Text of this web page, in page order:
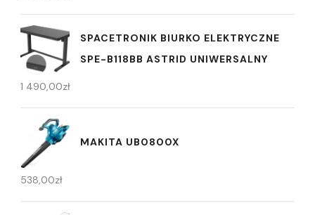
SPACETRONIK BIURKO ELEKTRYCZNE
SPE-B118BB ASTRID UNIWERSALNY
1 490,00zł
MAKITA UB0800X
538,00zł